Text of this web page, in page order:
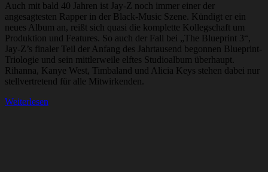
Auch mit bald 40 Jahren ist Jay-Z noch immer einer der
angesagtesten Rapper in der Black-Music Szene. Kündigt er ein
neues Album an, reißt sich quasi die komplette Kollegschaft um
Produktion und Features. So auch der Fall bei „The Blueprint 3“,
Jay-Z’s finaler Teil der Anfang des Jahrtausend begonnen Blueprint-
Triologie und sein mittlerweile elftes Studioalbum überhaupt.
Rihanna, Kanye West, Timbaland und Alicia Keys stehen dabei nur
stellvertretend für alle Mitwirkenden.
Weiterlesen